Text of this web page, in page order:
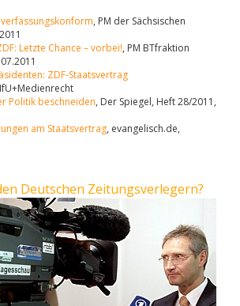
, PM der Sächsischen
Letzte Chance – vorbei!, PM BTfraktion
ZDF-Staatsvertrag
Politik beschneiden, Der Spiegel, Heft 28/2011,
am Staatsvertrag, evangelisch.de,
Deutschen Zeitungsverlegern?